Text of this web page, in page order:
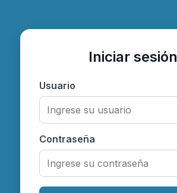
Iniciar sesión
Usuario
Contraseña